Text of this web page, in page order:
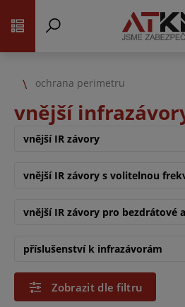
ochrana perimetru
vnější
vnější IR závory
vnější IR závory s volitelnou
vnější IR závory pro bezdrátové
příslušenství k infrazávorám
Zobrazit dle filtru